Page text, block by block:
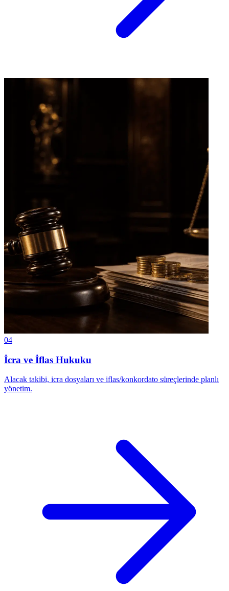
04
İcra ve İflas Hukuku
Alacak takibi, icra dosyaları ve iflas/konkordato süreçlerinde planlı
yönetim.